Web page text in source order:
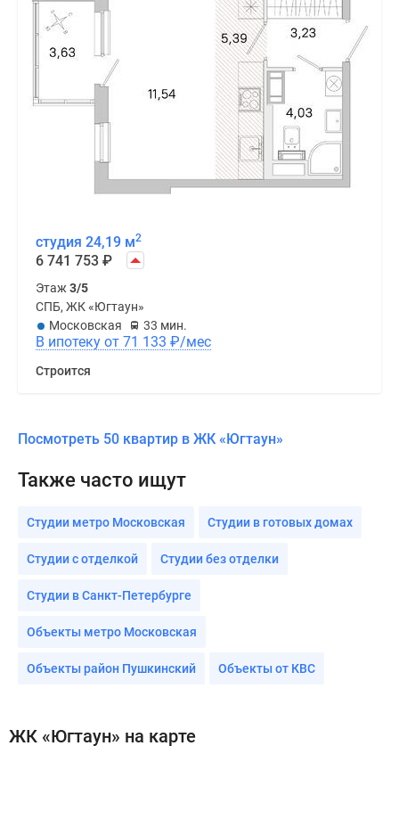
студия 24,19 м2
6 741 753 ₽
Этаж3/5
СПБ, ЖК «Югтаун»
Московская
33 мин.
В ипотеку от 71 133 ₽/мес
Строится
Посмотреть 50 квартир в ЖК «Югтаун»
Также часто ищут
Студии метро Московская Студии в готовых домах
Студии с отделкой Студии без отделки
Студии в Санкт-Петербурге
Объекты метро Московская
Объекты район Пушкинский Объекты от КВС
ЖК «Югтаун» на карте